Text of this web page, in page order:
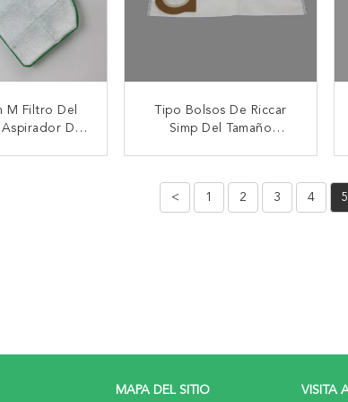
M Filtro Del
De
Tipo Bolsos De Riccar
Simp Del Tamaño
HEPA
< 1 2 3 4 5
MAPA DEL SITIO VISITA